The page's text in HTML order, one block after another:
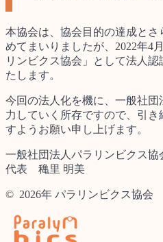
本協会は、協会目的の達成と
めてまいりましたが、2022年4
リンビクス協会」として法人
たします。
今回の法人化を機に、一般社
力していく所存ですので、引き
すようお願い申し上げます。
一般社団法人パラリンビクス協
代表 穐里 明美
© 2026年 パラリンビクス協会